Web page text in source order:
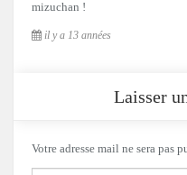
mizuchan !
il y a 13 années
Laisser
Votre adresse mail ne sera pas